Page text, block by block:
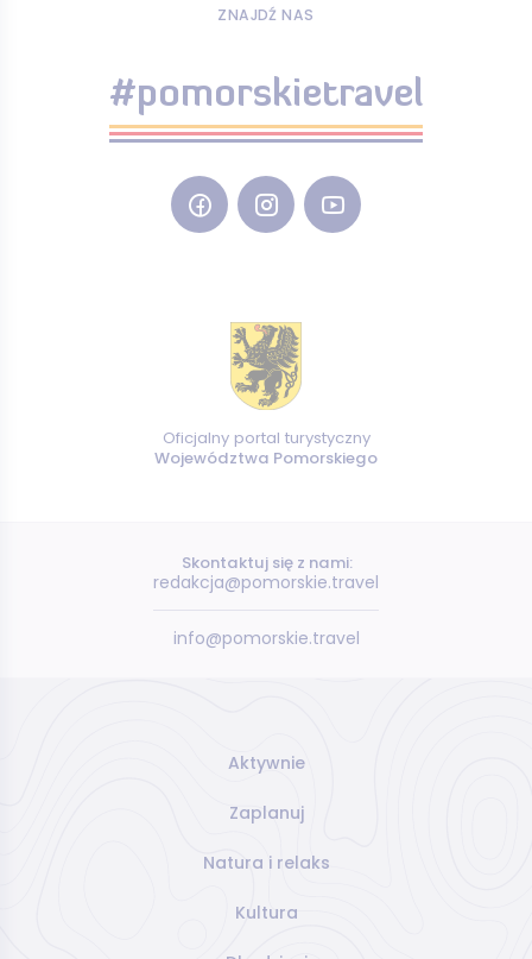
ZNAJDŹ NAS
#pomorskietravel
Oficjalny portal turystyczny
Województwa Pomorskiego
Skontaktuj się z nami:
redakcja@pomorskie.travel
info@pomorskie.travel
Aktywnie
Zaplanuj
Natura i relaks
Kultura